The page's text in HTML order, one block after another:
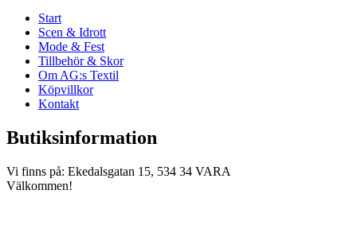
Start
Scen & Idrott
Mode & Fest
Tillbehör & Skor
Om AG:s Textil
Köpvillkor
Kontakt
Butiksinformation
Vi finns på: Ekedalsgatan 15, 534 34 VARA
Välkommen!